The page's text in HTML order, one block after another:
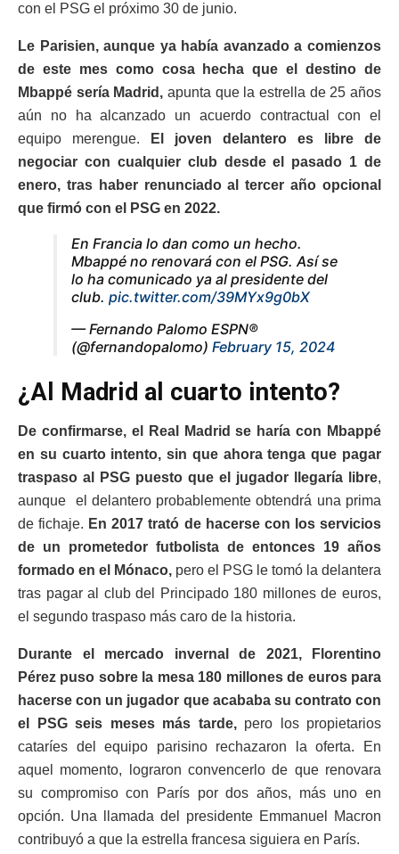
con el PSG el próximo 30 de junio.
Le Parisien, aunque ya había avanzado a comienzos
de este mes como cosa hecha que el destino de
Mbappé sería Madrid, apunta que la estrella de 25 años
aún no ha alcanzado un acuerdo contractual con el
equipo merengue.
El joven delantero es libre de
negociar con cualquier club desde el pasado 1 de
enero, tras haber renunciado al tercer año opcional
que firmó con el PSG en 2022.
En Francia lo dan como un hecho.
Mbappé no renovará con el PSG. Así se
lo ha comunicado ya al presidente del
club. pic.twitter.com/39MYx9g0bX
— Fernando Palomo ESPN®️
(@fernandopalomo) February 15, 2024
¿Al Madrid al cuarto intento?
De confirmarse, el Real Madrid se haría con Mbappé
en su cuarto intento, sin que ahora tenga que pagar
traspaso al PSG puesto que el jugador llegaría libre,
aunque el delantero probablemente obtendrá una prima
de fichaje. En 2017 trató de hacerse con los servicios
de un prometedor futbolista de entonces 19 años
formado en el Mónaco, pero el PSG le tomó la delantera
tras pagar al club del Principado 180 millones de euros,
el segundo traspaso más caro de la historia.
Durante el mercado invernal de 2021, Florentino
Pérez puso sobre la mesa 180 millones de euros para
hacerse con un jugador que acababa su contrato con
el PSG seis meses más tarde,pero los propietarios
cataríes del equipo parisino rechazaron la oferta. En
aquel momento, lograron convencerlo de que renovara
su compromiso con París por dos años, más uno en
opción. Una llamada del presidente Emmanuel Macron
contribuyó a que la estrella francesa siguiera en París.